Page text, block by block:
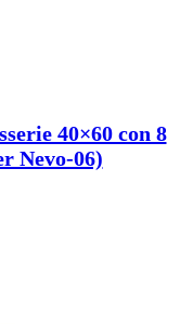
40×60 con 8
Nevo-06)